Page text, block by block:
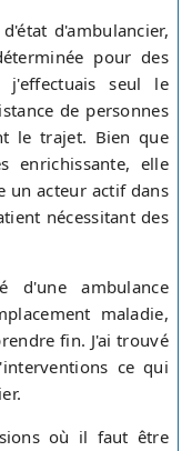
d'ambulancier,
pour des
j'effectuais seul le
de personnes
le trajet. Bien que
enrichissante, elle
un acteur actif dans
nécessitant des
d'une ambulance
maladie,
fin. J'ai trouvé
ce qui
où il faut être